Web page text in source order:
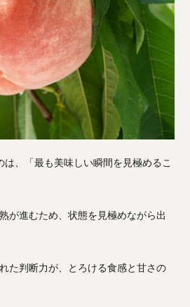
、「最も美味しい瞬間を見極めるこ
が進むため、状態を見極めながら出
た判断力が、とろける食感と甘さの